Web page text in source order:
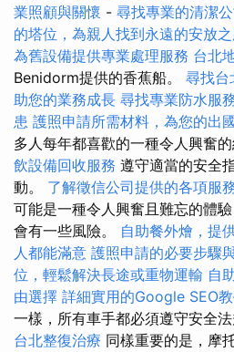
業照顧與關懷 - 尋找專業的清潔
的塔位，為親人找到永遠的安放
為舊設備提供專業處理服務 台北
Benidorm提供的香蕉船。 尋找台
助您的業務成長 尋找專業防水服
患 護照申請所需材料，為您的出
多人每年都喜歡的一種令人興奮的
飲設備回收服務 遵守適當的安全
動。 了解徵信公司提供的各項服
可能是一種令人興奮且難忘的體
會有一些風險。 自助餐外燴，提
人都能滿意 護照申請的必要步驟
位，輕鬆解決長途或重物運輸 自
由選擇 詳細實用的Google SEO
一樣，所有車手都必須遵守安全法
台北整復治療 同樣重要的是，摩